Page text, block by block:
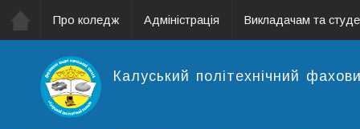
Про коледж Адміністрація Викладачам та
Калуський політехнічний